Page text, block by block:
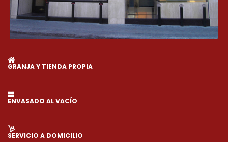
GRANJA Y TIENDA PROPIA
ENVASADO AL VACÍO
SERVICIO A DOMICILIO